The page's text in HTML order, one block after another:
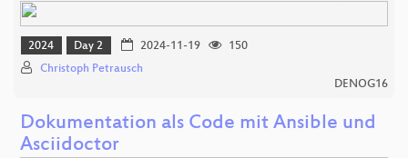
2024 Day 2 2024-11-19
150
Christoph Petrausch
DENOG16
Dokumentation als Code mit Ansible und
Asciidoctor